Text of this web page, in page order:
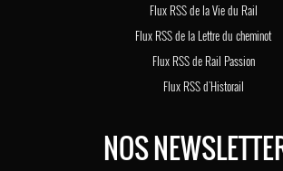
Flux RSS de la Vie du Rail
Flux RSS de la Lettre du cheminot
Flux RSS de Rail Passion
Flux RSS d'Historail
NOS